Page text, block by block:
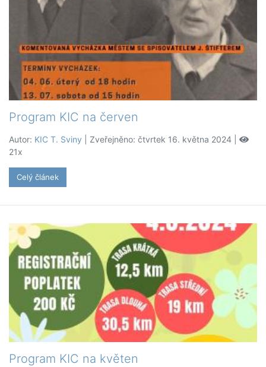
Program KIC na červen
Autor: KIC T. Sviny | Zveřejněno: čtvrtek 16. května 2024 |
21x
Celý článek
Program KIC na květen